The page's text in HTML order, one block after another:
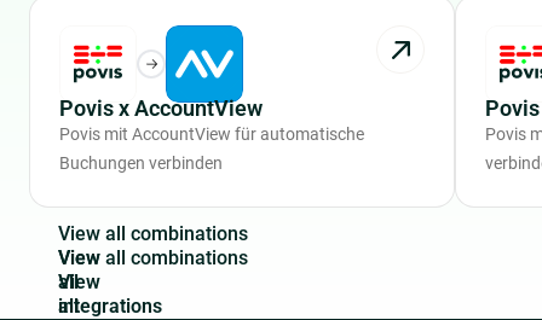
Povis x AccountView
Povis mit AccountView für automatische
Buchungen verbinden
Povis
Povis
View a combinations
View
all
integrations